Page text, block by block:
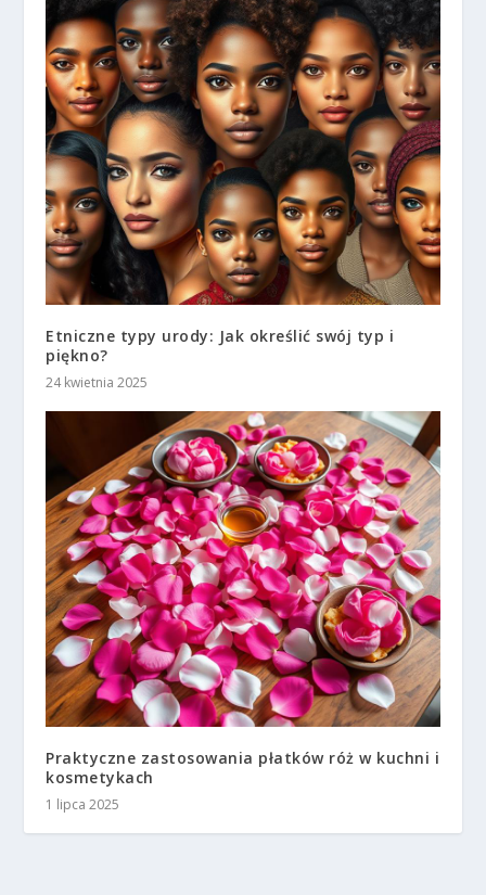
Etniczne typy urody: Jak określić swój typ i
piękno?
24 kwietnia 2025
Praktyczne zastosowania płatków róż w kuchni i
kosmetykach
1 lipca 2025